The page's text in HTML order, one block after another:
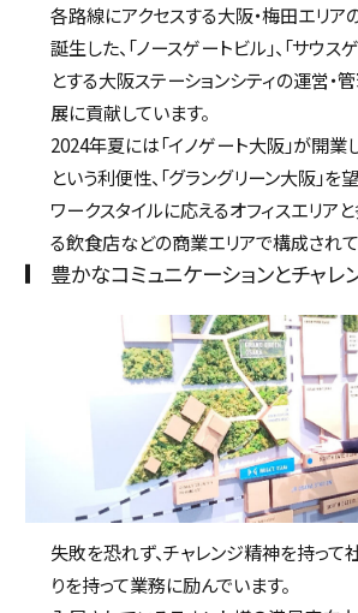
各路線にアクセスする大阪・梅田エリア
誕生した、「ノースゲートビル」、「サウス
とする大阪ステーションシティの運営・
展に貢献しています。
2024年夏には「イノゲート大阪」が開業
という利便性、「グラングリーン大阪」を
ワークスタイルに応えるオフィスエリア
る飲食店などの商業エリアで構成されて
豊かなコミュニケーションとチャレ
失敗を恐れず、チャレンジ精神を持って
りを持って業務に励んでいます。